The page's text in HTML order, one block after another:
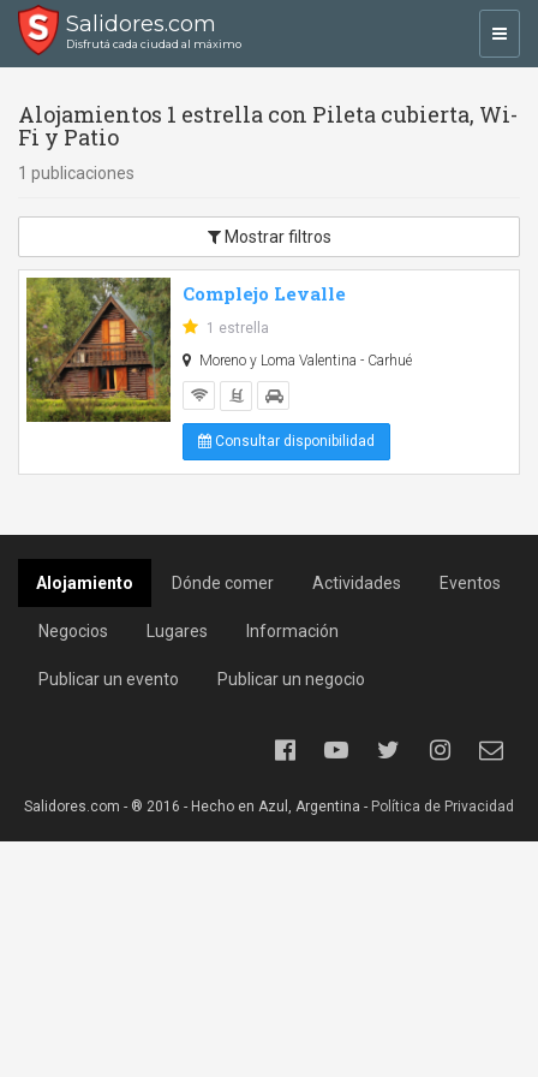
Salidores.com
Disfrutá cada ciudad al máximo
Alojamientos 1 estrella con Pileta cubierta, Wi-
Fi y Patio
1 publicaciones
Mostrar filtros
Complejo Levalle
1 estrella
Moreno y Loma Valentina - Carhué
Consultar disponibilidad
Alojamiento Dónde comer Actividades Eventos
Negocios Lugares Información
Publicar un evento Publicar un negocio
Salidores.com - ® 2016 - Hecho en Azul, Argentina - Política de Privacidad